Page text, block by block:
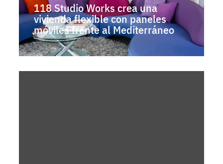
118 Studio Works crea una
vivienda flexible con paneles
móviles frente al Mediterráneo